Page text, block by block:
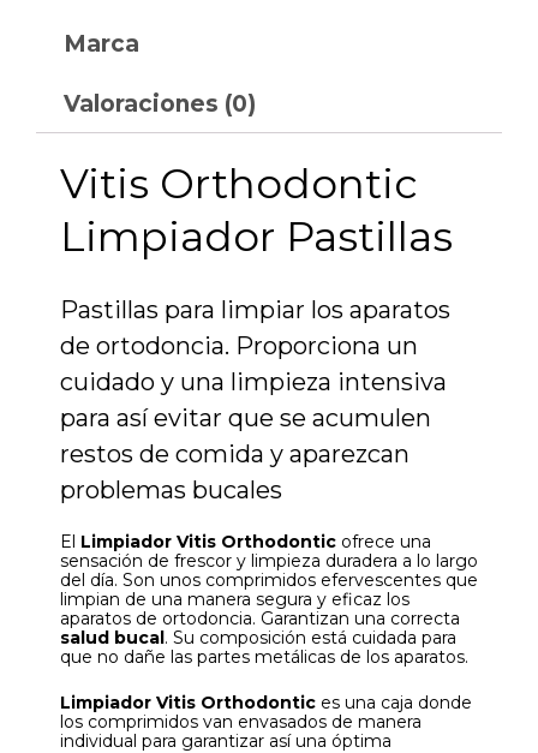
Marca
Valoraciones (0)
Vitis Orthodontic
Limpiador Pastillas
Pastillas para limpiar los aparatos
de ortodoncia. Proporciona un
cuidado y una limpieza intensiva
para así evitar que se acumulen
restos de comida y aparezcan
problemas bucales
El Limpiador Vitis Orthodontic ofrece una
sensación de frescor y limpieza duradera a lo largo
del día. Son unos comprimidos efervescentes que
limpian de una manera segura y eficaz los
aparatos de ortodoncia. Garantizan una correcta
salud bucal. Su composición está cuidada para
que no dañe las partes metálicas de los aparatos.
Limpiador Vitis Orthodontic es una caja donde
los comprimidos van envasados de manera
individual para garantizar así una óptima